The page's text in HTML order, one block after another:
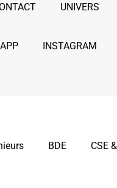
UNIVERS
INSTAGRAM
BDE CSE